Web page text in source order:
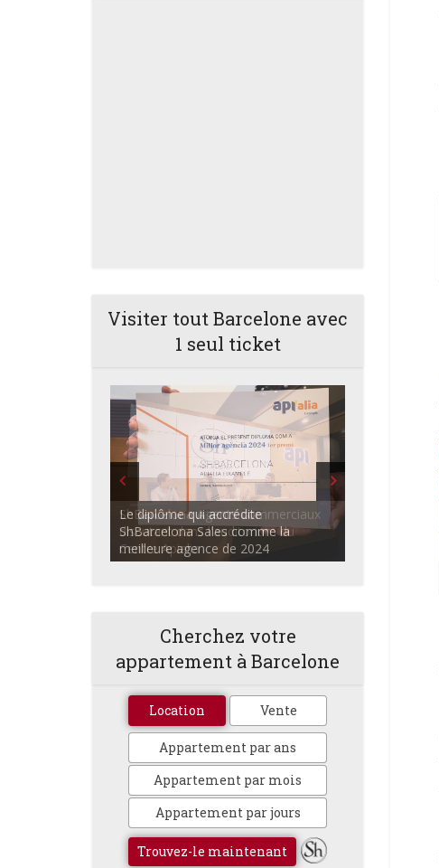
Visiter tout Barcelone avec
1 seul ticket
ShBarcelona Agents commerciaux
discutant dans l'auditorium du
Centre Apialia
Cherchez votre
appartement à Barcelone
Location Vente
Appartement par ans
Appartement par mois
Appartement par jours
Trouvez-le maintenant